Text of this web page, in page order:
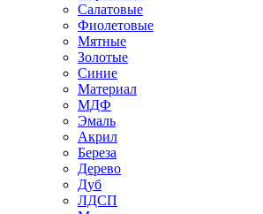
Салатовые
Фиолетовые
Мятные
Золотые
Синие
Материал
МДФ
Эмаль
Акрил
Береза
Дерево
Дуб
ЛДСП